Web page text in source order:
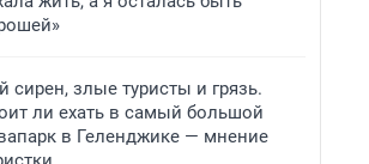
сирен, злые туристы и грязь.
ли ехать в самый большой
в Геленджике — мнение